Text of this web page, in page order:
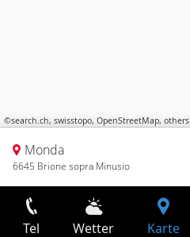
©search.ch, swisstopo, OpenStreetMap, others
Monda
6645 Brione sopra Minusio
Tel Wetter Karte